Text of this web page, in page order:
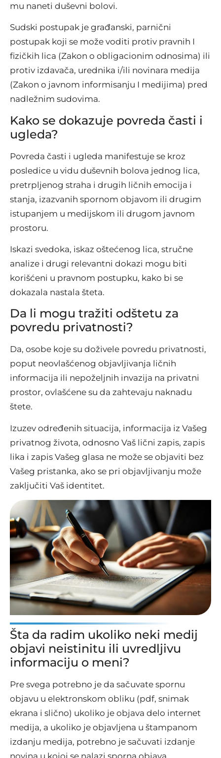
mu naneti duševni bolovi.
Sudski postupak je građanski, parnični
postupak koji se može voditi protiv pravnih I
fizičkih lica (Zakon o obligacionim odnosima) ili
protiv izdavača, urednika i/ili novinara medija
(Zakon o javnom informisanju I medijima) pred
nadležnim sudovima.
Kako se dokazuje povreda časti i
ugleda?
Povreda časti i ugleda manifestuje se kroz
posledice u vidu duševnih bolova jednog lica,
pretrpljenog straha i drugih ličnih emocija i
stanja, izazvanih spornom objavom ili drugim
istupanjem u medijskom ili drugom javnom
prostoru.
Iskazi svedoka, iskaz oštećenog lica, stručne
analize i drugi relevantni dokazi mogu biti
korišćeni u pravnom postupku, kako bi se
dokazala nastala šteta.
Da li mogu tražiti odštetu za
povredu privatnosti?
Da, osobe koje su doživele povredu privatnosti,
poput neovlašćenog objavljivanja ličnih
informacija ili nepoželjnih invazija na privatni
prostor, ovlašćene su da zahtevaju naknadu
štete.
Izuzev određenih situacija, informacija iz Vašeg
privatnog života, odnosno Vaš lični zapis, zapis
lika i zapis Vašeg glasa ne može se objaviti bez
Vašeg pristanka, ako se pri objavljivanju može
zaključiti Vaš identitet.
Šta da radim ukoliko neki medij
objavi neistinitu ili uvredljivu
informaciju o meni?
Pre svega potrebno je da sačuvate spornu
objavu u elektronskom obliku (pdf, snimak
ekrana i slično) ukoliko je objava delo internet
medija, a ukoliko je objavljena u štampanom
izdanju medija, potrebno je sačuvati izdanje
novina u kojoj se nalazi sporna objava.